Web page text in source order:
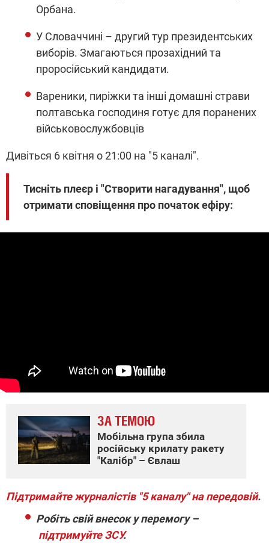
Орбана.
У Словаччині – другий тур президентських
виборів. Змагаються прозахідний та
проросійський кандидати.
Вареники, пиріжки та інші домашні страви
полтавська господиня готує для поранених
військовослужбовців
Дивіться 6 квітня о 21:00 на "5 каналі".
Тисніть плеєр і "Створити нагадування", щоб
отримати сповіщення про початок ефіру:
ЗА ТЕМОЮ
Мобільна група збила
російську крилату ракету
"Калібр" – Євлаш
Підтримайте журналістів "5 каналу" на передовій.
Робіть свій внесок у перемогу –
підтримуйте ЗСУ.